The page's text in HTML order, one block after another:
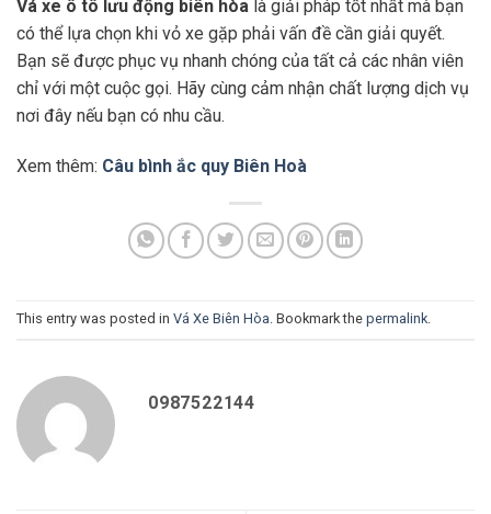
Vá xe ô tô lưu động biên hòa là giải pháp tốt nhất mà bạn
có thể lựa chọn khi vỏ xe gặp phải vấn đề cần giải quyết.
Bạn sẽ được phục vụ nhanh chóng của tất cả các nhân viên
chỉ với một cuộc gọi. Hãy cùng cảm nhận chất lượng dịch vụ
nơi đây nếu bạn có nhu cầu.
Xem thêm: Câu bình ắc quy Biên Hoà
This entry was posted in Vá Xe Biên Hòa . Bookmark the permalink
0987522144